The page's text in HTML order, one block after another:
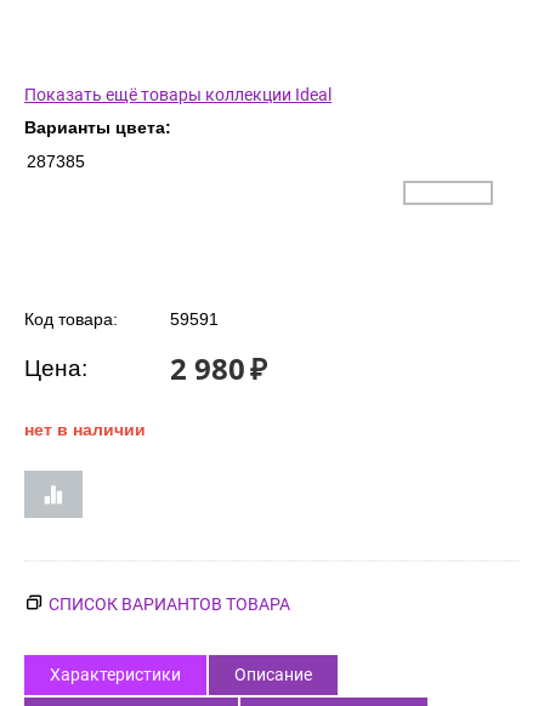
Показать ещё товары коллекции Ideal
Варианты цвета:
287385
Код товара: 59591
Цена: 2 980₽
нет в наличии
СПИСОК ВАРИАНТОВ ТОВАРА
Характеристики Описание